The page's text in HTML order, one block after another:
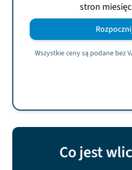
stron
Wszystkie ceny są podane bez
Co jest